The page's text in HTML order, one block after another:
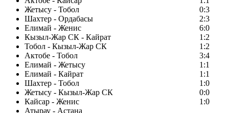
Жетысу - Тобол
0:3
Шахтер - Ордабасы
2:3
Елимай - Женис
6:0
Кызыл-Жар СК - Кайрат
1:2
Тобол - Кызыл-Жар СК
1:2
Актобе - Тобол
3:4
Елимай - Жетысу
1:1
Елимай - Кайрат
1:1
Шахтер - Тобол
1:0
Жетысу - Кызыл-Жар СК
0:0
Кайсар - Женис
1:0
Атырау - Астана